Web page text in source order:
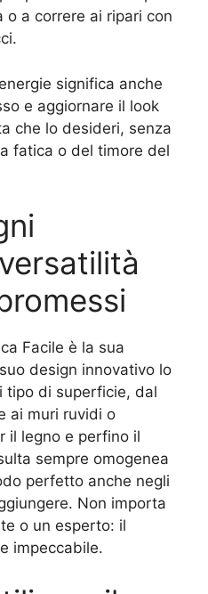
a correre ai ripari con
significa anche
e aggiornare il look
che lo desideri, senza
fatica o del timore del
Facile è la sua
design innovativo lo
tipo di superficie, dal
ai muri ruvidi o
il legno e perfino il
sempre omogenea
perfetto anche negli
Non importa
o un esperto: il
impeccabile.